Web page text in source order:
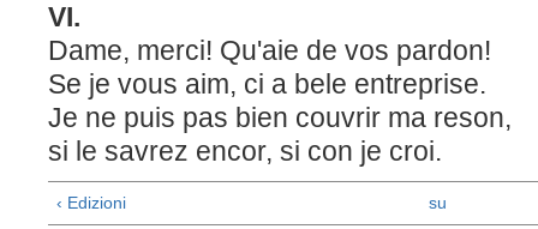
VI.
Dame, merci! Qu'aie de vos pardon!
Se je vous aim, ci a bele entreprise.
Je ne puis pas bien couvrir ma reson,
si le savrez encor, si con je
‹ Edizioni su